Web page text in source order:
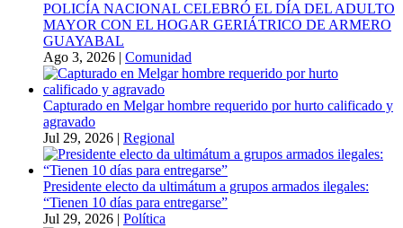
POLICÍA NACIONAL CELEBRÓ EL DÍA DEL ADULTO
MAYOR CON EL HOGAR GERIÁTRICO DE ARMERO
GUAYABAL
Ago 3, 2026 | Comunidad
Capturado en Melgar hombre requerido por hurto calificado y
agravado
Jul 29, 2026 | Regional
Presidente electo da ultimátum a grupos armados ilegales:
“Tienen 10 días para entregarse”
Jul 29, 2026 | Política